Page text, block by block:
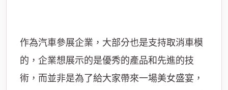
作為汽車參展企業，大部分也是支持取消車模
的，企業想展示的是優秀的產品和先進的技
術，而並非是為了給大家帶來一場美女盛宴，